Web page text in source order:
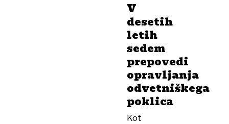
V
desetih
letih
sedem
prepovedi
opravljanja
odvetniškega
poklica
Kot